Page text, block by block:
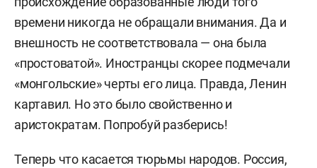
времени никогда не обращали внимания. Да и
внешность не соответствовала — она была
«простоватой». Иностранцы скорее подмечали
«монгольские» черты его лица. Правда, Ленин
картавил. Но это было свойственно и
аристократам. Попробуй разберись!
Теперь что касается тюрьмы народов. Россия,